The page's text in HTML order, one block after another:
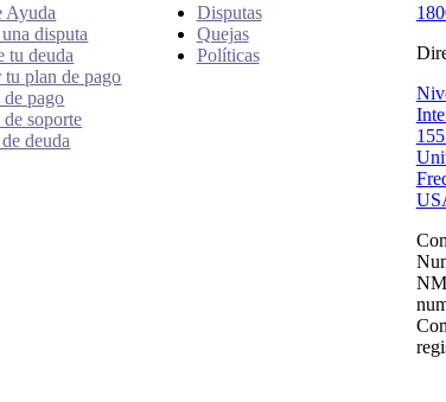
Ayuda
disputa
tu deuda
tu plan de pago
pago
soporte
deuda
Disputas
Quejas
Políticas